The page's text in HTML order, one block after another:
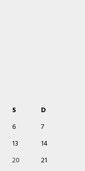
S
D
6
7
13
14
20
21